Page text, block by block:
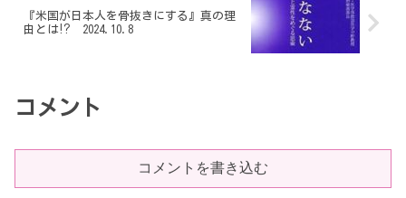
『米国が日本人を骨抜きにする』真の理
由とは⁉︎ 2024.10.8
コメント
コメントを書き込む